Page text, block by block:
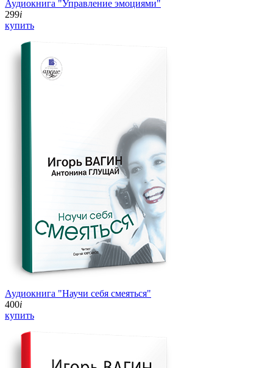
Аудиокнига "Управление эмоциями"
299i
купить
Аудиокнига "Научи себя смеяться"
400i
купить